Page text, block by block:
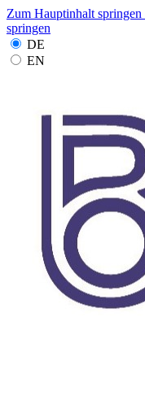
Zum Hauptinhalt springen
springen
DE
EN